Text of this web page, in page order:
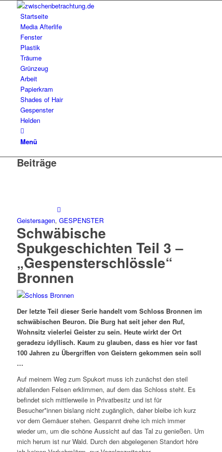
Startseite
Media Afterlife
Fenster
Plastik
Träume
Grünzeug
Arbeit
Papierkram
Shades of Hair
Gespenster
Helden
Menü
Beiträge
Geistersagen, GESPENSTER
Schwäbische
Spukgeschichten Teil 3 ‒
„Gespensterschlössle“
Bronnen
Der letzte Teil dieser Serie handelt vom Schloss Bronnen im
schwäbischen Beuron. Die Burg hat seit jeher den Ruf,
Wohnsitz vielerlei Geister zu sein. Heute wirkt der Ort
geradezu idyllisch. Kaum zu glauben, dass es hier vor fast
100 Jahren zu Übergriffen von Geistern gekommen sein soll
…
Auf meinem Weg zum Spukort muss ich zunächst den steil
abfallenden Felsen erklimmen, auf dem das Schloss steht. Es
befindet sich mittlerweile in Privatbesitz und ist für
Besucher*innen bislang nicht zugänglich, daher bleibe ich kurz
vor dem Gemäuer stehen. Gespannt drehe ich mich immer
wieder um, um die schöne Aussicht auf das Tal zu genießen. Um
mich herum ist nur Wald. Durch den abgelegenen Standort höre